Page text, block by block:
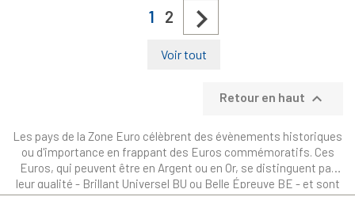
1 2 
Voir tout
Retour en haut 
Les pays de la Zone Euro célèbrent des évènements historiques
ou d'importance en frappant des Euros commémoratifs. Ces
Euros, qui peuvent être en Argent ou en Or, se distinguent par
leur qualité - Brillant Universel BU ou Belle Épreuve BE - et sont
émis en quantité limitée.Les coupures qui ne sont pas